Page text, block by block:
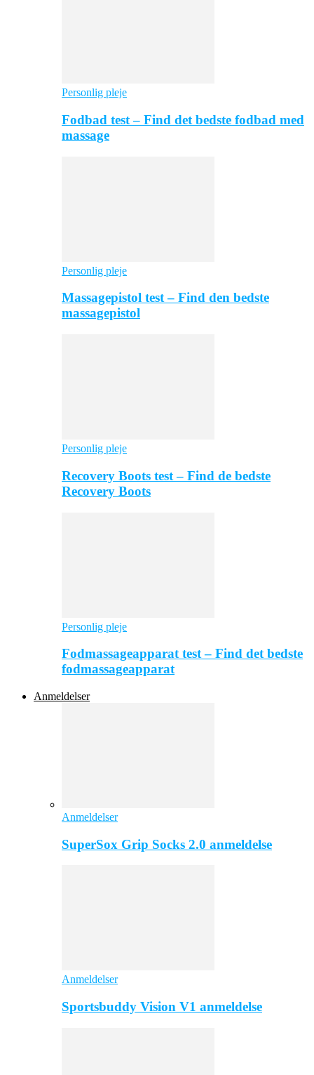
Personlig pleje
Fodbad test – Find det bedste fodbad med
massage
Personlig pleje
Massagepistol test – Find den bedste
massagepistol
Personlig pleje
Recovery Boots test – Find de bedste
Recovery Boots
Personlig pleje
Fodmassageapparat test – Find det bedste
fodmassageapparat
Anmeldelser
Anmeldelser
SuperSox Grip Socks 2.0 anmeldelse
Anmeldelser
Sportsbuddy Vision V1 anmeldelse